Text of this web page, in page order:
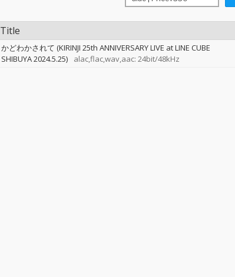
Title
かどわかされて (KIRINJI 25th ANNIVERSARY LIVE at LINE CUBE
SHIBUYA 2024.5.25)
alac,flac,wav,aac: 24bit/48kHz